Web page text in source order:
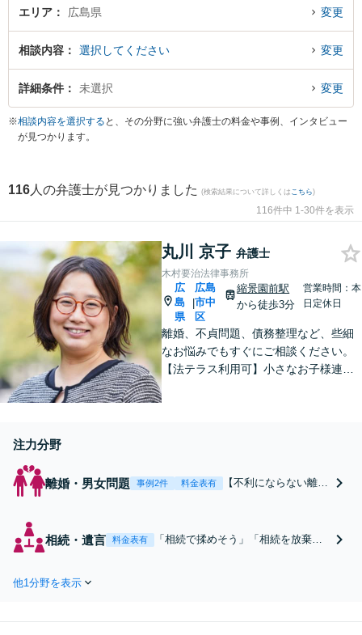
です。弁護士の傾向として、行政・司法の中心で裁判所、役所、法律相談セン
(呉市)、福山駅(福山市)、尾道駅(尾道市)、西条駅(東広島市)、海田市駅(海田町)
など主要駅の駅近くに弁護士事務所を構える弁護士も多くいます。したがって
弁護士検索をする際は単に自宅から近いというだけでなく、こういった都道府
ん。パソコンの場合は左側のサイドバー、スマホの場合は画面下部の【検索条
件を変更する】から、相談分野やエリア、料金表、解決事例など条件を絞り込
み検索できます。相談内容としては、次のような悩みやニーズをもった方が弁
クザ風なので弁護士に示談交渉を代理してほしい』、『起業したのでビジネス
モデルに詳しい弁護士に契約書のリーガルチェックをしてもらいたい』、『過
労でうつを発症、労災認定を受けたいが会社は無視。労災に強い弁護士を探し
エリア 広島県 変更
相談内容 選択してください 変更
詳細条件 未選択 変更
※相談内容を選択する と、その分野に強い弁護士の料金や事例、インタビュー
が見つかります。
116 人の弁護士が見つかりました (検索結果について詳しくは こちら)
116件中 1-30件を表示
丸川 京子 弁護士
木村要治法律事務所
広
島
県
|
広島
市中
区
縮景園前駅
から徒歩3分
営業時間：本
日定休日
離婚、不貞問題、債務整理など、些細
なお悩みでもすぐにご相談ください。
【法テラス利用可】小さなお子様連れ
注力分野
離婚・男女問題 事例2件 料金表有
【不利にならない離婚
もと面会させてもらえ
ない」「パートナーの
相続・遺言 料金表有
「相続で揉めそう」「相続を放棄し
に解決いたします。精神的な負担を
他1分野を表示